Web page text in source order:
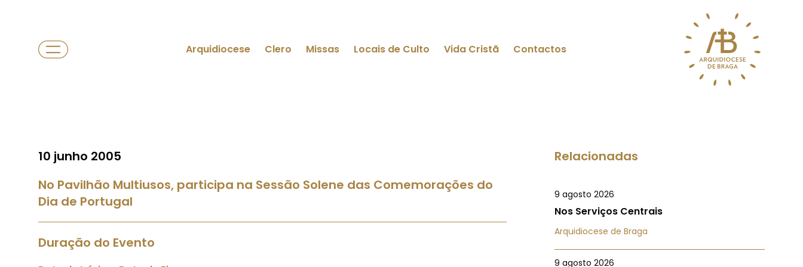
Arquidiocese Clero Missas Locais de Culto Vida Cristã Contactos
10 junho 2005
No Pavilhão Multiusos, participa na Sessão Solene das Comemorações do
Dia de Portugal
Duração do Evento
Relacionadas
9 agosto 2026
Nos Serviços Centrais
Arquidiocese de Braga
9 agosto 2026